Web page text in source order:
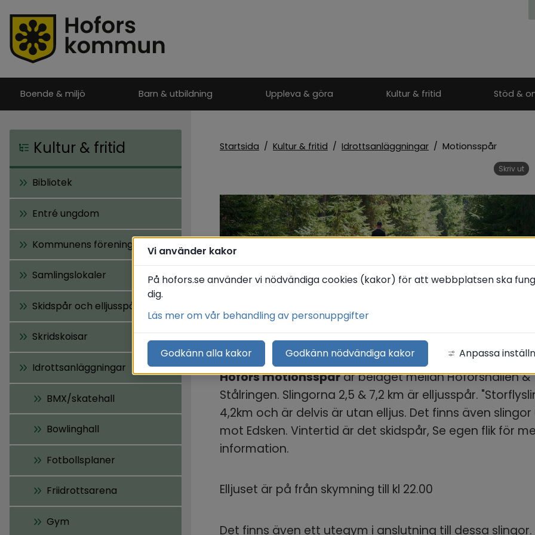
Boende & miljö Barn & utbildning Uppleva & göra Kultur & fritid Stöd &
Kultur & fritid
Bibliotek
Entré ungdom
Kommunens föreningar
Samlingslokaler
Skidspår och elljusspår
Skridskoisar
Idrottsanläggningar
BMX/skatehall
Bowlinghall
Fotbollsplaner
Friidrottsarena
Gym
Startsida / Kultur & fritid / Idrottsanläggningar / Motionsspår
Skriv ut
Motionsspår
Hofors motionsspår är beläget mellan Hoforshallen &
Stålringen. Slingorna 2,5 & 7,2 km är elljusspår.
4,2km och är delvis är utan elljus. Det finns även
mot Edsken. Vintertid är det skidspår, Se egen flik för
information.
Elljuset är på från skymning till kl 22.00
Det finns även ett utegym i anslutning till dessa slingor.
Vi använder kakor
På hofors.se använder vi nödvändiga cookies (kakor) för att webbplatsen ska
dig.
Läs mer om vår behandling av personuppgifter
Godkänn alla kakor Godkänn nödvändiga kakor Anpassa